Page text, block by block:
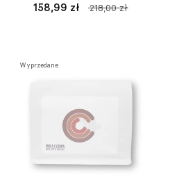
158,99 zł 218,00 zł
Wyprzedane